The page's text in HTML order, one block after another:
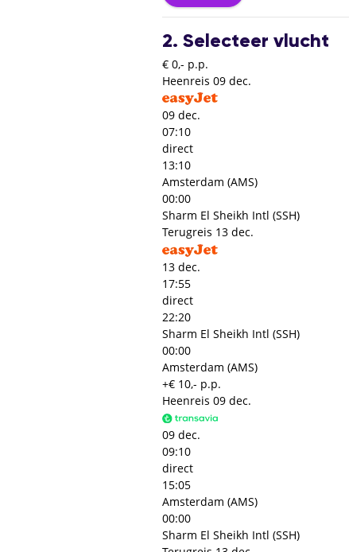
2. Selecteer vlucht
€ 0,- p.p.
Heenreis 09 dec.
09 dec.
07:10
direct
13:10
Amsterdam (AMS)
00:00
Sharm El Sheikh Intl (SSH)
Terugreis 13 dec.
13 dec.
17:55
direct
22:20
Sharm El Sheikh Intl (SSH)
00:00
Amsterdam (AMS)
+€ 10,- p.p.
Heenreis 09 dec.
09 dec.
09:10
direct
15:05
Amsterdam (AMS)
00:00
Sharm El Sheikh Intl (SSH)